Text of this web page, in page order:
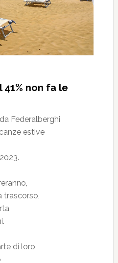
non fa le
Federalberghi
estive
trascorso,
di loro